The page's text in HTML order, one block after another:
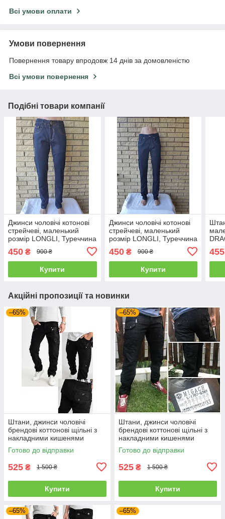
Всі умови оплати
Умови повернення
Повернення товару впродовж 14 днів за домовленістю
Всі умови повернення
Подібні товари компанії
Джинси чоловічі котонові
стрейчеві, маленький
розмір LONGLI, Туреччина
450 ₴ 900 ₴
Купити
Джинси чоловічі котонові
стрейчеві, маленький
розмір LONGLI, Туреччина
450₴ 900 ₴
Купити
455
Акційні пропозиції та новинки
–65%
Штани, джинси чоловічі
брендові коттонові щільні з
накладними кишенями
"карго" MIGACH, Туреччина
Готово до відправки
525 ₴ 1 500 ₴
Купити
–65%
Штани, джинси чоловічі
брендові коттонові щільні з
накладними кишенями
"карго" MIGACH, Туреччина
Готово до відправки
525 ₴ 1 500 ₴
Купити
–65% –65%